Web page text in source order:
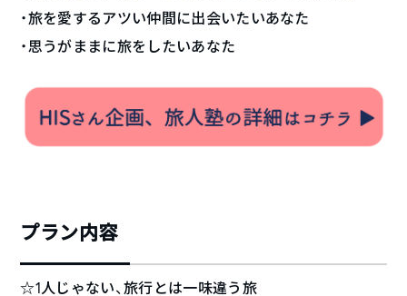
・旅を愛するアツい仲間に出会いたいあなた
・思うがままに旅をしたいあなた
プラン内容
☆1人じゃない、旅行とは一味違う旅